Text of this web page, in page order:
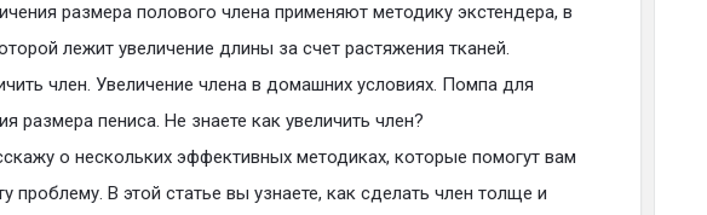
размера полового члена применяют методику экстендера, в
лежит увеличение длины за счет растяжения тканей.
член. Увеличение члена в домашних условиях. Помпа для
размера пениса. Не знаете как увеличить член?
о нескольких эффективных методиках, которые помогут вам
проблему. В этой статье вы узнаете, как сделать член толще и